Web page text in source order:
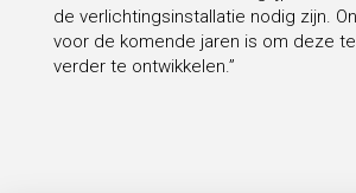
de verlichtingsinstallatie nodig zijn.
voor de komende jaren is om deze
verder te ontwikkelen.”